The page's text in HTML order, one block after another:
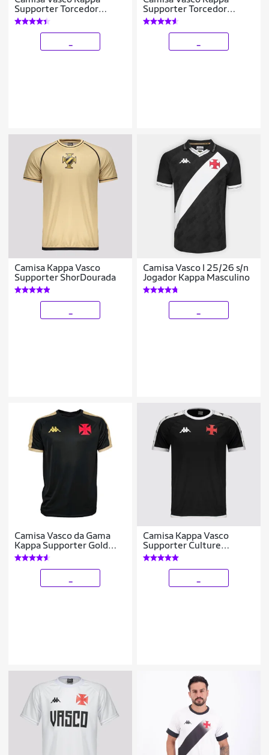
Supporter Torcedor
Masculina
Supporter Torcedor
Masculina
Camisa Kappa Vasco
Supporter ShorDourada
Camisa Vasco I 25/26 s/n
Jogador Kappa Masculino
Camisa Vasco da Gama
Kappa Supporter Gold
Preta - Masculino
Camisa Kappa Vasco
Supporter Culture
Masculina